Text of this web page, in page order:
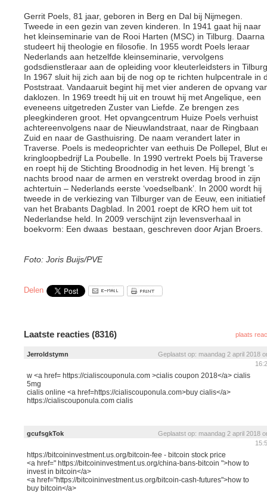
Gerrit Poels, 81 jaar, geboren in Berg en Dal bij Nijmegen.
Tweede in een gezin van zeven kinderen. In 1941 gaat hij naar
het kleinseminarie van de Rooi Harten (MSC) in Tilburg. Daarna
studeert hij theologie en filosofie. In 1955 wordt Poels leraar
Nederlands aan hetzelfde kleinseminarie, vervolgens
godsdienstleraar aan de opleiding voor kleuterleidsters in
In 1967 sluit hij zich aan bij de nog op te richten hulpcentrale in
Poststraat. Vandaaruit begint hij met vier anderen de opvang
daklozen. In 1969 treedt hij uit en trouwt hij met Angelique, een
eveneens uitgetreden Zuster van Liefde. Ze brengen zes
pleegkinderen groot. Het opvangcentrum Huize Poels verhuist
achtereenvolgens naar de Nieuwlandstraat, naar de Ringbaan
Zuid en naar de Gasthuisring. De naam verandert later in
Traverse. Poels is medeoprichter van eethuis De Pollepel, Blut
kringloopbedrijf La Poubelle. In 1990 vertrekt Poels bij Traverse
en roept hij de Stichting Broodnodig in het leven. Hij brengt ’s
nachts brood naar de armen en verstrekt overdag brood in zijn
achtertuin – Nederlands eerste ‘voedselbank’. In 2000 wordt hij
tweede in de verkiezing van Tilburger van de Eeuw, een initiatief
van het Brabants Dagblad. In 2001 roept de KRO hem uit tot
Nederlandse held. In 2009 verschijnt zijn levensverhaal in
boekvorm: Een dwaas bestaan, geschreven door Arjan Broers.
Foto: Joris Buijs/PVE
Delen
Laatste reacties (8316) plaats
Jerroldstymn
Geplaatst op: maandag 2 april 2018
w <a href= https://cialiscouponula.com >cialis coupon 2018</a> cialis
5mg
cialis online <a href=https://cialiscouponula.com>buy cialis</a>
https://cialiscouponula.com cialis
gcufsgkTok
Geplaatst op: maandag 2 april 2018
https://bitcoininvestment.us.org/bitcoin-fee - bitcoin stock price
<a href=" https://bitcoininvestment.us.org/china-bans-bitcoin ">how to
invest in bitcoin</a>
<a href="https://bitcoininvestment.us.org/bitcoin-cash-futures">how to
buy bitcoin</a>